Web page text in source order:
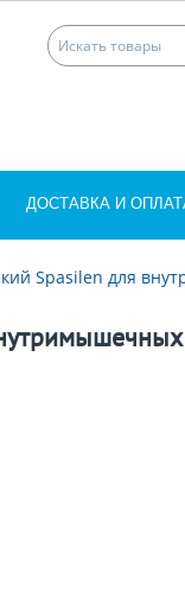
ДОСТАВКА И
Spasilen для